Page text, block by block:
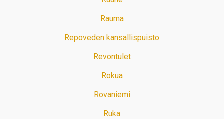
Rauma
Repoveden kansallispuisto
Revontulet
Rokua
Rovaniemi
Ruka